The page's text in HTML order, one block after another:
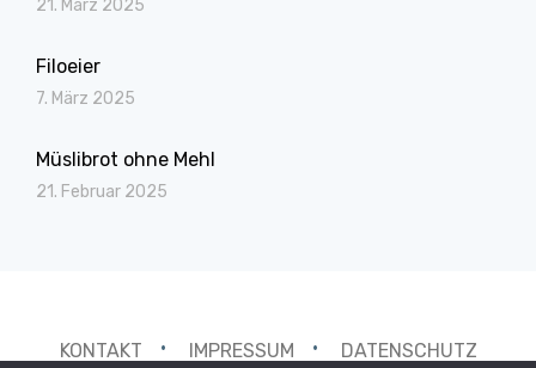
21. März 2025
Filoeier
7. März 2025
Müslibrot ohne Mehl
21. Februar 2025
KONTAKT IMPRESSUM DATENSCHUTZ